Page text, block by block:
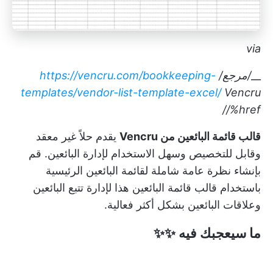
via
__/مرجع/ https://vencru.com/bookkeeping-
templates/vendor-list-template-excel/ Vencru
/%href/
قالب قائمة البائعين من Vencru
يقدم حلاً غير معقد
وقابل للتخصيص وسهل الاستخدام لإدارة البائعين. قم
بإنشاء نظرة عامة شاملة لقائمة البائعين الرئيسية
باستخدام قالب قائمة البائعين هذا لإدارة تتبع البائعين
وعلاقات البائعين بشكل أكثر فعالية.
ما سيعجبك فيه✨✨